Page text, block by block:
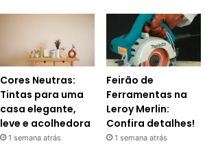
Cores Neutras:
Tintas para uma
casa elegante,
leve e acolhedora
1 semana atrás
Feirão de
Ferramentas na
Leroy Merlin:
Confira detalhes!
1 semana atrás